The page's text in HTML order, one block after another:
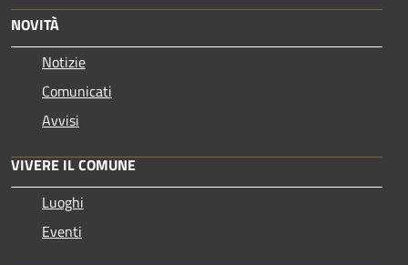
NOVITÀ
Notizie
Comunicati
Avvisi
VIVERE IL COMUNE
Luoghi
Eventi